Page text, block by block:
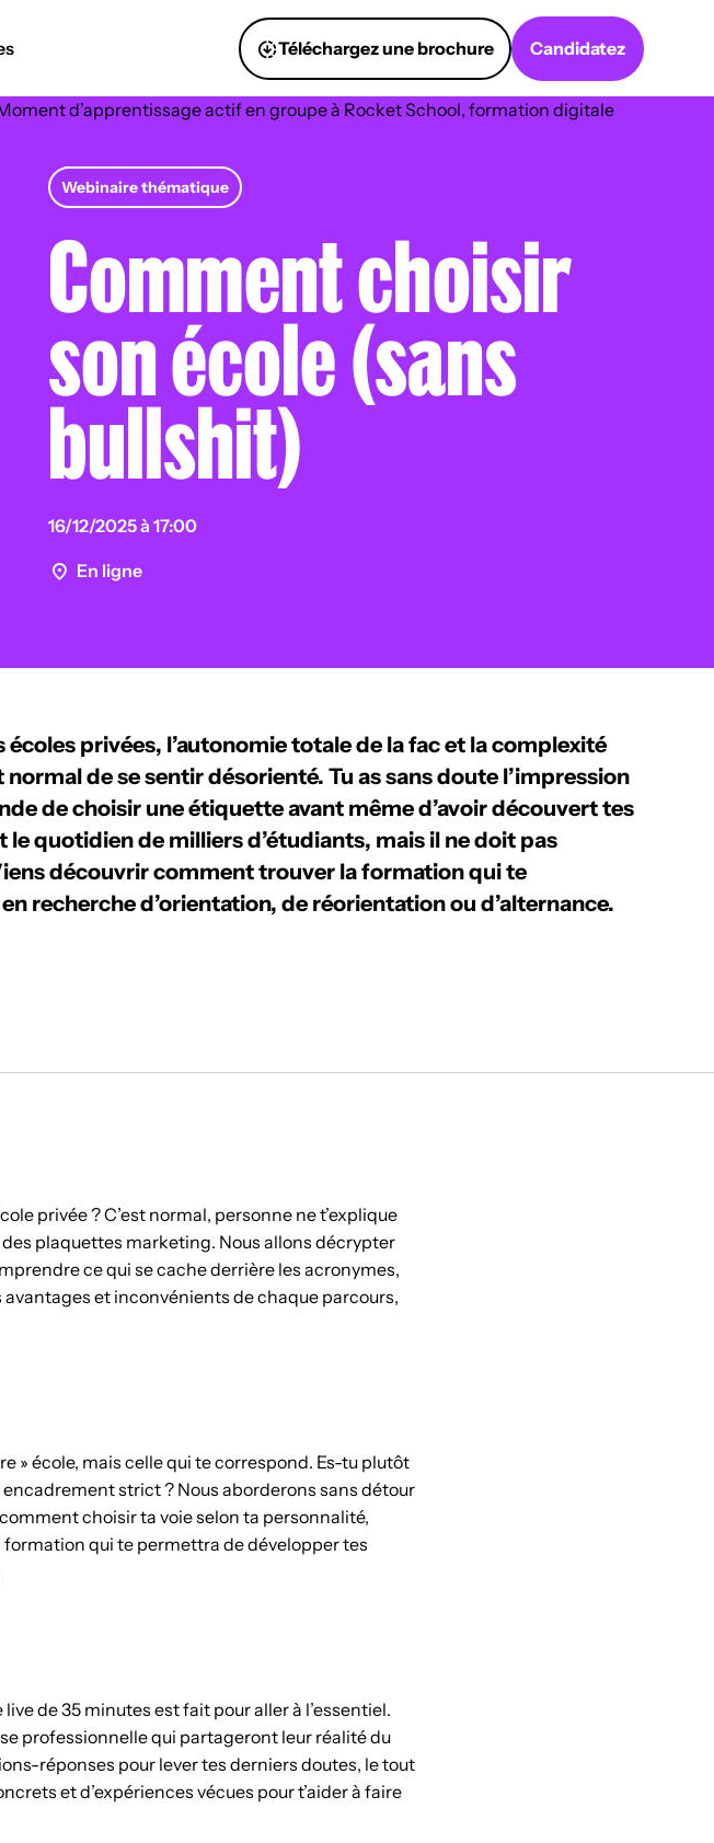
Téléchargez une brochure Candidatez
Webinaire thématique
Comment choisir
son école (sans
bullshit)
16/12/2025 à 17:00
En ligne
écoles privées, l’autonomie totale de la fac et la complexité
de se sentir désorienté. Tu as sans doute l’impression
de choisir une étiquette avant même d’avoir découvert tes
quotidien de milliers d’étudiants, mais il ne doit pas
découvrir comment trouver la formation qui te
recherche d’orientation, de réorientation ou d’alternance.
privée ? C’est normal, personne ne t’explique
plaquettes marketing. Nous allons décrypter
ce qui se cache derrière les acronymes,
et inconvénients de chaque parcours,
» école, mais celle qui te correspond. Es-tu plutôt
strict ? Nous aborderons sans détour
choisir ta voie selon ta personnalité,
qui te permettra de développer tes
de 35 minutes est fait pour aller à l’essentiel.
professionnelle qui partageront leur réalité du
réponses pour lever tes derniers doutes, le tout
et d’expériences vécues pour t’aider à faire